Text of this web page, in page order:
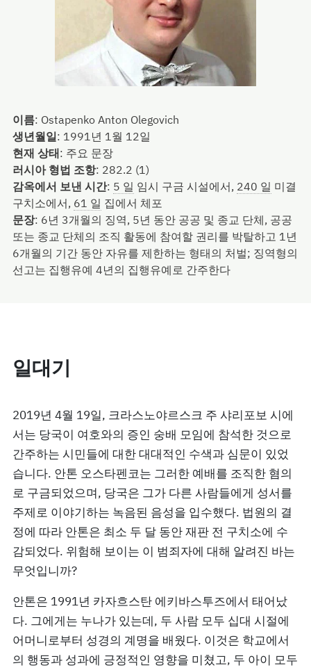
이름: Ostapenko Anton Olegovich
생년월일: 1991년 1월 12일
현재 상태: 주요 문장
러시아 형법 조항: 282.2 (1)
감옥에서 보낸 시간: 5 일 임시 구금 시설에서, 240 일 미결
구치소에서, 61 일 집에서 체포
문장: 6년 3개월의 징역, 5년 동안 공공 및 종교 단체, 공공
또는 종교 단체의 조직 활동에 참여할 권리를 박탈하고 1년
6개월의 기간 동안 자유를 제한하는 형태의 처벌; 징역형의
선고는 집행유예 4년의 집행유예로 간주한다
일대기
2019년 4월 19일, 크라스노야르스크 주 샤리포보 시에
서는 당국이 여호와의 증인 숭배 모임에 참석한 것으로
간주하는 시민들에 대한 대대적인 수색과 심문이 있었
습니다. 안톤 오스타펜코는 그러한 예배를 조직한 혐의
로 구금되었으며, 당국은 그가 다른 사람들에게 성서를
주제로 이야기하는 녹음된 음성을 입수했다. 법원의 결
정에 따라 안톤은 최소 두 달 동안 재판 전 구치소에 수
감되었다. 위험해 보이는 이 범죄자에 대해 알려진 바는
무엇입니까?
안톤은 1991년 카자흐스탄 에키바스투즈에서 태어났
다. 그에게는 누나가 있는데, 두 사람 모두 십대 시절에
어머니로부터 성경의 계명을 배웠다. 이것은 학교에서
의 행동과 성과에 긍정적인 영향을 미쳤고, 두 아이 모두